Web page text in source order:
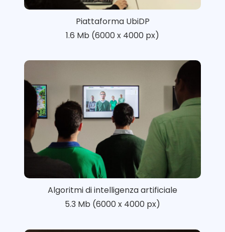
Piattaforma UbiDP
1.6 Mb (6000 x 4000 px)
Algoritmi di intelligenza artificiale
5.3 Mb (6000 x 4000 px)